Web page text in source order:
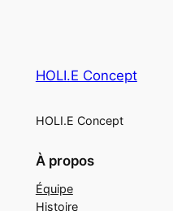
HOLI.E Concept
HOLI.E Concept
À propos
Équipe
Histoire